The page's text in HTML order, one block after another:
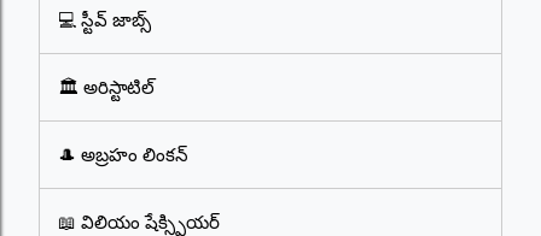
💻 స్టీవ్ జాబ్స్
🏛️ అరిస్టాటిల్
🎩 అబ్రహం లింకన్
📖 విలియం షేక్స్పియర్